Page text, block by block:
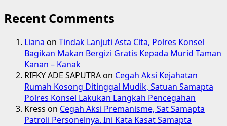
Recent Comments
Liana on Tindak Lanjuti Asta Cita, Polres Konsel
Bagikan Makan Bergizi Gratis Kepada Murid Taman
Kanan – Kanak
RIFKY ADE SAPUTRAon Cegah Aksi Kejahatan
Rumah Kosong Ditinggal Mudik, Satuan Samapta
Polres Konsel Lakukan Langkah Pencegahan
Kress on Cegah Aksi Premanisme, Sat Samapta
Patroli Personelnya. Ini Kata Kasat Samapta